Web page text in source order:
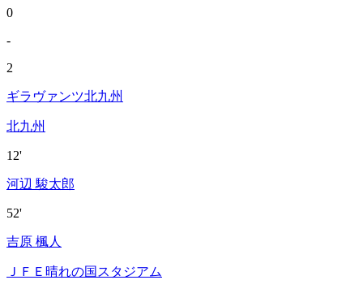
0
-
2
ギラヴァンツ北九州
北九州
12'
河辺 駿太郎
52'
吉原 楓人
ＪＦＥ晴れの国スタジアム